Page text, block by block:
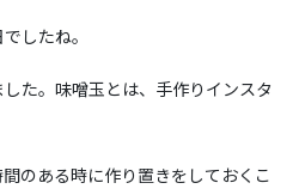
したね。
た。味噌玉とは、手作りインスタ
のある時に作り置きをしておくこ